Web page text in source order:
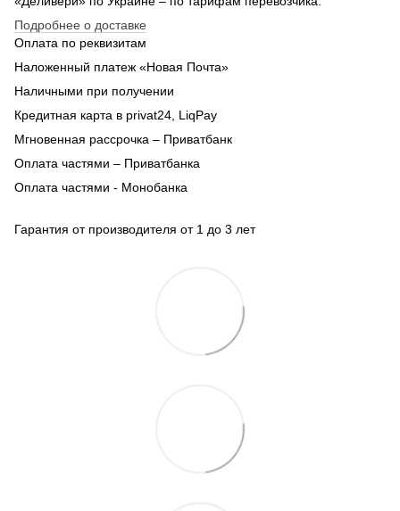
Подробнее о доставке
Оплата по реквизитам
Наложенный платеж «Новая Почта»
Наличными при получении
Кредитная карта в privat24, LiqPay
Мгновенная рассрочка – Приватбанк
Оплата частями – Приватбанка
Оплата частями - Монобанка
Гарантия от производителя от 1 до 3 лет